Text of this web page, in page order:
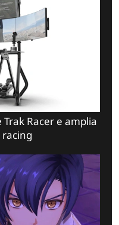
Trak Racer e amplia